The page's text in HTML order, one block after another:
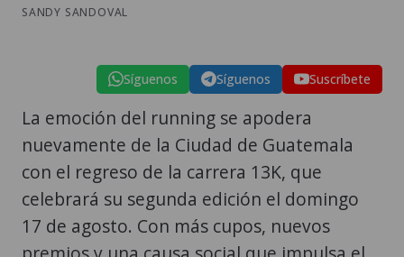
SANDY SANDOVAL
Síguenos Síguenos Suscríbete
La emoción del running se apodera
nuevamente de la Ciudad de Guatemala
con el regreso de la carrera 13K, que
celebrará su segunda edición el domingo
17 de agosto. Con más cupos, nuevos